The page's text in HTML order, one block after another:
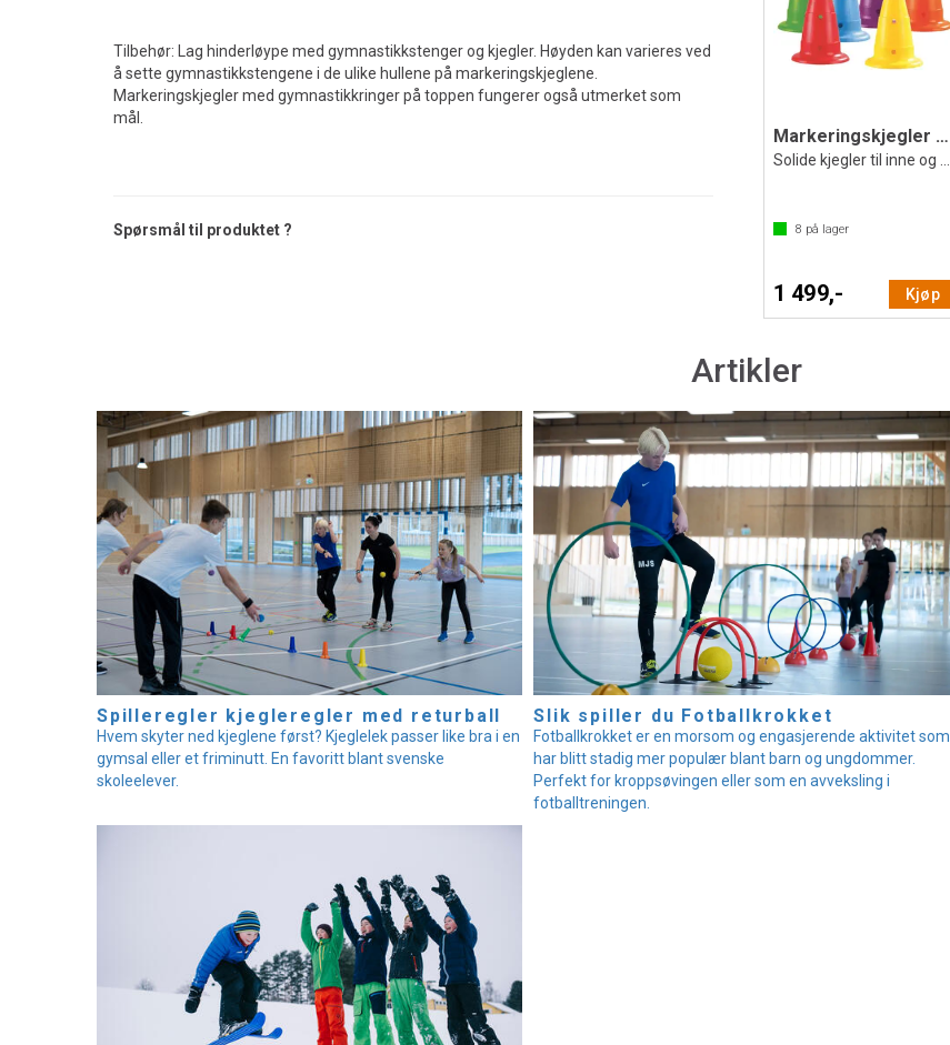
Tilbehør: Lag hinderløype med gymnastikkstenger og kjegler. Høyden kan varieres ved
å sette gymnastikkstengene i de ulike hullene på markeringskjeglene.
Markeringskjegler med gymnastikkringer på toppen fungerer også utmerket som
mål.
Spørsmål til produktet ?
Markeringskjegler med hull 6 stk | 50 cm
8 på lager
1 499,- Kjøp
Artikler
Spilleregler kjegleregler med returball
Hvem skyter ned kjeglene først? Kjeglelek passer like bra i en
gymsal eller et friminutt. En favoritt blant svenske
skoleelever.
Slik spiller du Fotballkrokket
Fotballkrokket er en morsom og engasjerende aktivitet som
har blitt stadig mer populær blant barn og ungdommer.
Perfekt for kroppsøvingen eller som en avveksling i
fotballtreningen.